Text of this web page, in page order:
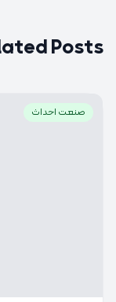
Posts
صنعت احداث